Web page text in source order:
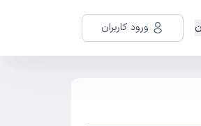
ورود کاربران